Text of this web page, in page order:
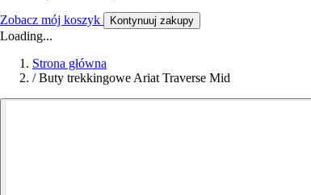
Zobacz mój koszyk Kontynuuj zakupy
Loading...
Strona główna
/ Buty trekkingowe Ariat Traverse Mid